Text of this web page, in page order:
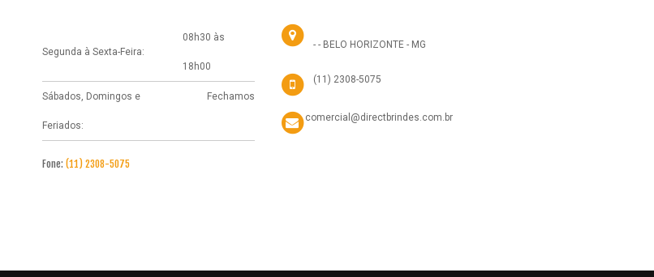
Segunda à Sexta-Feira:
08h30 às
18h00
Sábados, Domingos e
Feriados:
Fechamos
Fone: (11) 2308-5075
- - BELO HORIZONTE - MG
(11) 2308-5075
comercial@directbrindes.com.br